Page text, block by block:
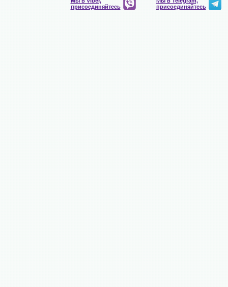
присоединяйтесь
присоединяйтесь